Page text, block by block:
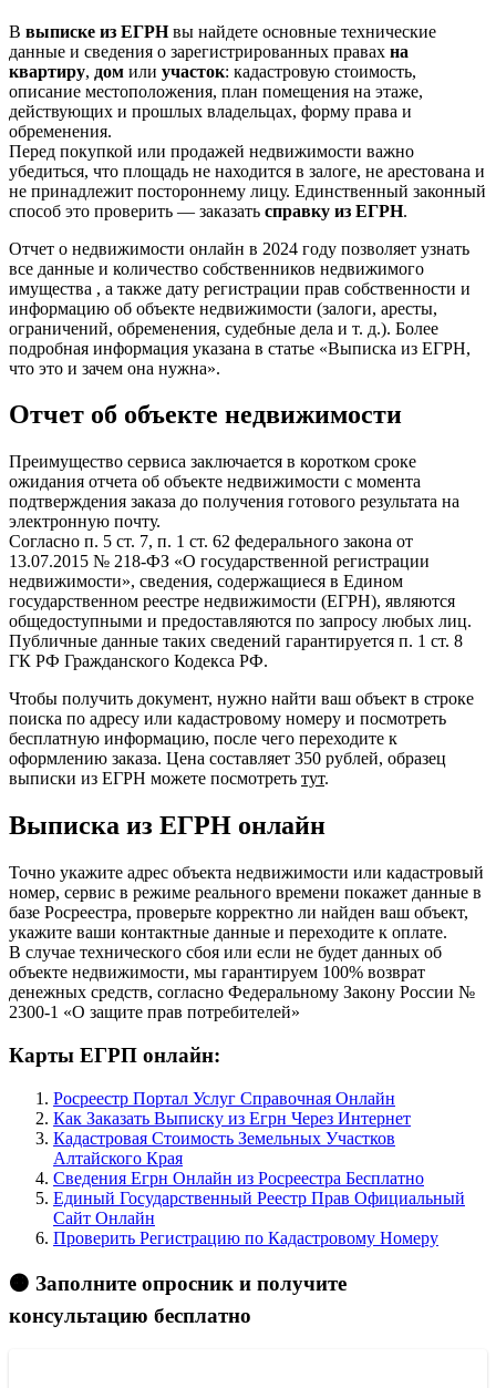
В выписке из ЕГРНвы найдете основные технические
данные и сведения о зарегистрированных правах на
квартиру, дом или участок: кадастровую стоимость,
описание местоположения, план помещения на этаже,
действующих и прошлых владельцах, форму права и
обременения.
Перед покупкой или продажей недвижимости важно
убедиться, что площадь не находится в залоге, не арестована и
не принадлежит постороннему лицу. Единственный законный
способ это проверить — заказать справку из ЕГРН.
Отчет о недвижимости онлайн в 2024 году позволяет узнать
все данные и количество собственников недвижимого
имущества , а также дату регистрации прав собственности и
информацию об объекте недвижимости (залоги, аресты,
ограничений, обременения, судебные дела и т. д.). Более
подробная информация указана в статье «Выписка из ЕГРН,
что это и зачем она нужна».
Отчет об объекте недвижимости
Преимущество сервиса заключается в коротком сроке
ожидания отчета об объекте недвижимости с момента
подтверждения заказа до получения готового результата на
электронную почту.
Согласно п. 5 ст. 7, п. 1 ст. 62 федерального закона от
13.07.2015 № 218-ФЗ «О государственной регистрации
недвижимости», сведения, содержащиеся в Едином
государственном реестре недвижимости (ЕГРН), являются
общедоступными и предоставляются по запросу любых лиц.
Публичные данные таких сведений гарантируется п. 1 ст. 8
ГК РФ Гражданского Кодекса РФ.
Чтобы получить документ, нужно найти ваш объект в строке
поиска по адресу или кадастровому номеру и посмотреть
бесплатную информацию, после чего переходите к
оформлению заказа. Цена составляет 350 рублей, образец
выписки из ЕГРН можете посмотреть тут.
Выписка из ЕГРН онлайн
Точно укажите адрес объекта недвижимости или кадастровый
номер, сервис в режиме реального времени покажет данные в
базе Росреестра, проверьте корректно ли найден ваш объект,
укажите ваши контактные данные и переходите к оплате.
В случае технического сбоя или если не будет данных об
объекте недвижимости, мы гарантируем 100% возврат
денежных средств, согласно Федеральному Закону России №
2300-1 «О защите прав потребителей»
Карты ЕГРП онлайн:
Росреестр Портал Услуг Справочная Онлайн
Как Заказать Выписку из Егрн Через Интернет
Кадастровая Стоимость Земельных Участков
Алтайского Края
Сведения Егрн Онлайн из Росреестра Бесплатно
Единый Государственный Реестр Прав Официальный
Сайт Онлайн
Проверить Регистрацию по Кадастровому Номеру
🟠 Заполните опросник и получите
консультацию бесплатно